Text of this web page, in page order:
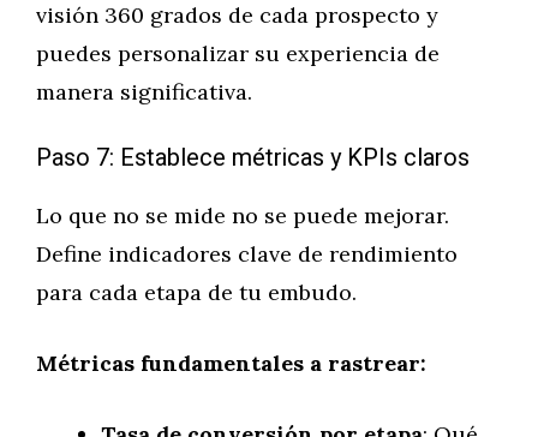
visión 360 grados de cada prospecto y
puedes personalizar su experiencia de
manera significativa.
Paso 7: Establece métricas y KPIs claros
Lo que no se mide no se puede mejorar.
Define indicadores clave de rendimiento
para cada etapa de tu embudo.
Métricas fundamentales a rastrear: